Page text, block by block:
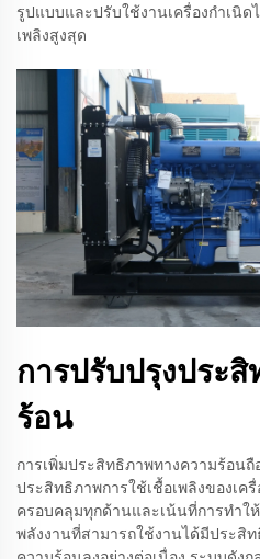
รูปแบบและปรับใช้งานเครื่องกำเนิ
เพลิงสูงสุด
การปรับปรุงประ
ร้อน
การเพิ่มประสิทธิภาพทางความร้อ
ประสิทธิภาพการใช้เชื้อเพลิงของเค
ครอบคลุมทุกด้านและเน้นที่การทำใ
พลังงานที่สามารถใช้งานได้มีประสิ